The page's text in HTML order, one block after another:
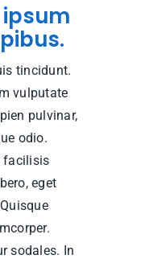
tincidunt.
vulputate
pulvinar,
odio.
facilisis
eget
sodales. In